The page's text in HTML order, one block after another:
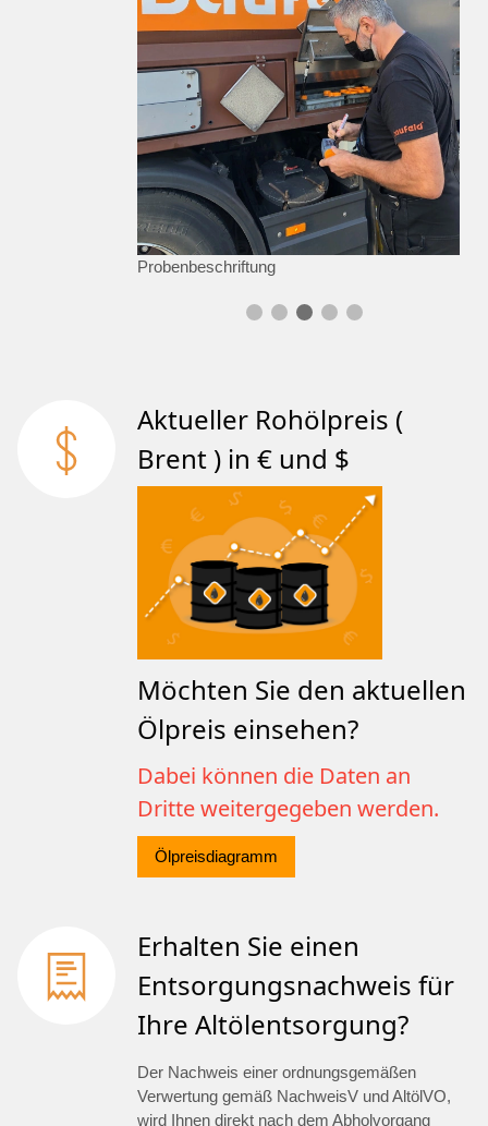
Probenbeschriftung
Aktueller Rohölpreis (
Brent ) in € und $
Möchten Sie den aktuellen
Ölpreis einsehen?
Dabei können die Daten an
Dritte weitergegeben werden.
Ölpreisdiagramm
Erhalten Sie einen
Entsorgungsnachweis für
Ihre Altölentsorgung?
Der Nachweis einer ordnungsgemäßen
Verwertung gemäß NachweisV und AltölVO,
wird Ihnen direkt nach dem Abholvorgang